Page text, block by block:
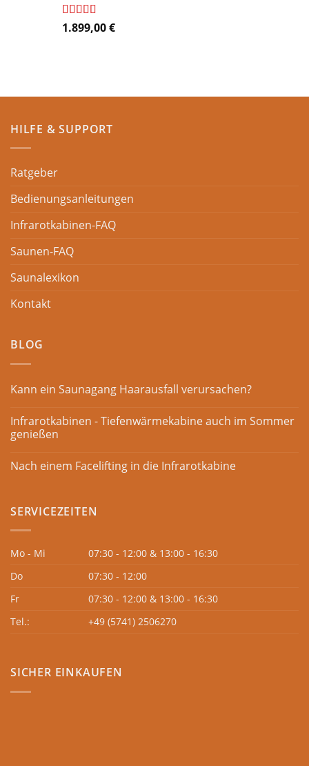
Bewertet
4.84
1.899,00€
HILFE & SUPPORT
Ratgeber
Bedienungsanleitungen
Infrarotkabinen-FAQ
Saunen-FAQ
Saunalexikon
Kontakt
BLOG
Kann ein Saunagang Haarausfall verursachen?
Infrarotkabinen - Tiefenwärmekabine auch im Sommer
genießen
Nach einem Facelifting in die Infrarotkabine
SERVICEZEITEN
Mo - Mi
07:30 - 12:00 & 13:00 - 16:30
Do
07:30 - 12:00
Fr
07:30 - 12:00 & 13:00 - 16:30
Tel.:
+49 (5741) 2506270
SICHER EINKAUFEN